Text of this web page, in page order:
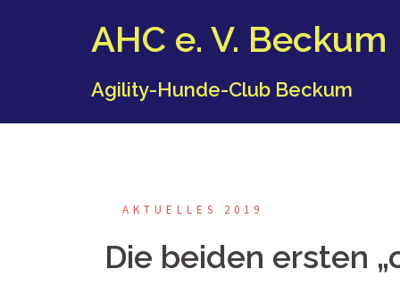
AHC e. V. Beckum
Agility-Hunde-Club Beckum
AKTUELLES 2019
Die beiden ersten